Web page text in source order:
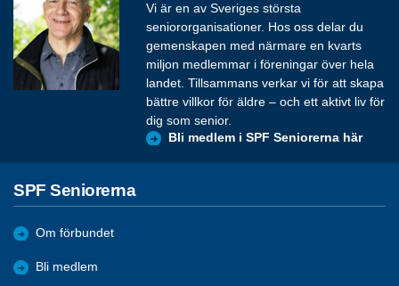
Vi är en av Sveriges största
seniororganisationer. Hos oss delar du
gemenskapen med närmare en kvarts
miljon medlemmar i föreningar över hela
landet. Tillsammans verkar vi för att skapa
bättre villkor för äldre – och ett aktivt liv för
dig som senior.
Bli medlem i SPF Seniorerna här
SPF Seniorerna
Om förbundet
Bli medlem